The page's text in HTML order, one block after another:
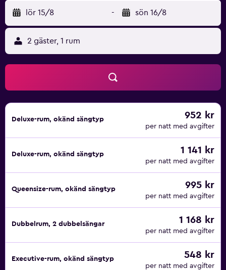
skrivbord och telefon; gratis lokalsamtal ingår
(restriktioner kan förekomma). Dessutom har rummen
kaffe- och tebryggare och mörkläggningsgardiner.
Städning erbjuds dagligen och strykjärn/strykbräda kan
fås på begäran.
lör 15/8 - sön 16/8
2 gäster, 1 rum
Deluxe-rum, okänd sängtyp 952 kr
per natt med avgifter
Deluxe-rum, okänd sängtyp 1 141 kr
per natt med avgifter
Queensize-rum, okänd sängtyp 995 kr
per natt med avgifter
Dubbelrum, 2 dubbelsängar 1 168 kr
per natt med avgifter
Executive-rum, okänd sängtyp 548 kr
per natt med avgifter